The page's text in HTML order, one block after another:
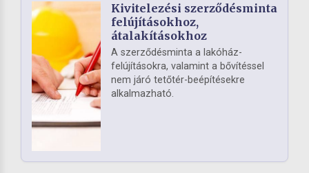
Kivitelezési szerződésminta
felújításokhoz,
átalakításokhoz
A szerződésminta a lakóház-
felújításokra, valamint a bővítéssel
nem járó tetőtér-beépítésekre
alkalmazható.